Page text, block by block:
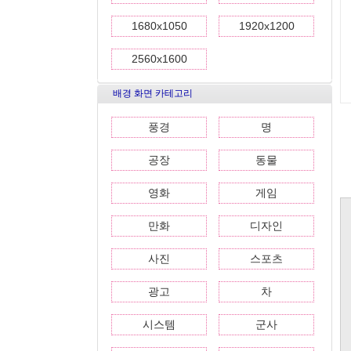
1680x1050 1920x1200
2560x1600
배경 화면 카테고리
풍경 명
공장 동물
영화 게임
만화 디자인
사진 스포츠
광고 차
시스템 군사